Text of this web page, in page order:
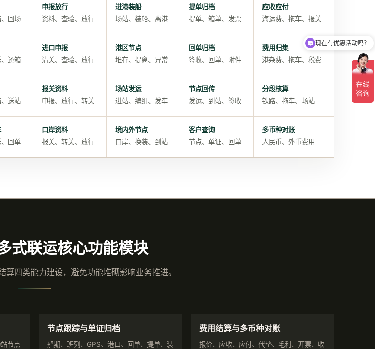
回场
申报放行
资料、查验、放行
进港装船
场站、装船、离港
提单归档
提单、箱单、发票
应收应付
海运费、拖车、报关
还箱
进口申报
清关、查验、放行
港区节点
堆存、提离、异常
回单归档
签收、回单、附件
费用归集
港杂费、拖车、税费
送站
报关资料
申报、放行、转关
场站发运
进站、编组、发车
节点回传
发运、到站、签收
分段核算
铁路、拖车、场站
回单
口岸资料
报关、转关、放行
境内外节点
口岸、换装、到站
客户查询
节点、单证、回单
多币种对账
人民币、外币费用
式联运核心功能模块
算四类能力建设，避免功能堆砌影响业务推进。
节点
节点跟踪与单证归档
船期、班列、GPS、港口、回单、提单、装
费用结算与多币种对账
报价、应收、应付、代垫、毛利、开票、收
现在有优惠活动吗？